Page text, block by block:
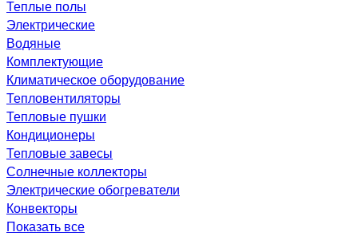
Теплые полы
Электрические
Водяные
Комплектующие
Климатическое оборудование
Тепловентиляторы
Тепловые пушки
Кондиционеры
Тепловые завесы
Солнечные коллекторы
Электрические обогреватели
Конвекторы
Показать все